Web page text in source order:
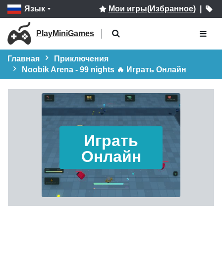
Язык Мои игры(Избранное)|
PlayMiniGames
Главная
Приключения
Noobik Arena - 99 nights 🔥 Играть Онлайн
Играть
Онлайн